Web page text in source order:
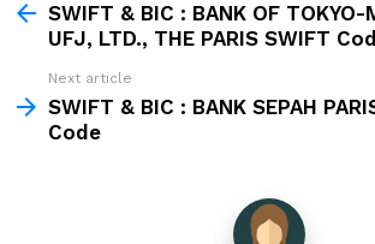
moreSWIFT & BIC : BANK OF TOKYO-
UFJ, LTD., THE PARIS SWIFT
Next article
SWIFT & BIC : BANK SEPAH
Code